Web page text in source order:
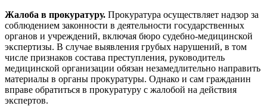
Жалоба в прокуратуру. Прокуратура осуществляет надзор за
соблюдением законности в деятельности государственных
органов и учреждений, включая бюро судебно-медицинской
экспертизы. В случае выявления грубых нарушений, в том
числе признаков состава преступления, руководитель
медицинской организации обязан незамедлительно направить
материалы в органы прокуратуры. Однако и сам гражданин
вправе обратиться в прокуратуру с жалобой на действия
экспертов.